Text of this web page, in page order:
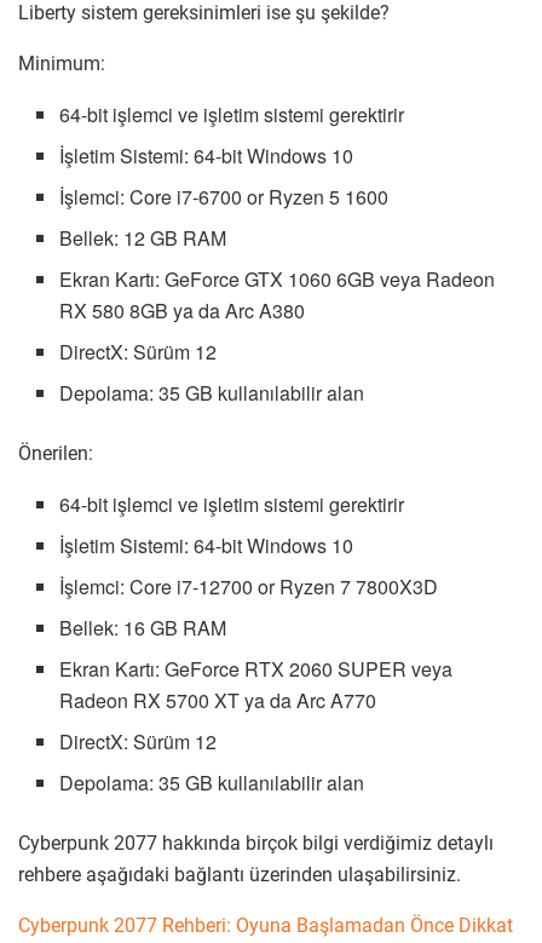
Liberty sistem gereksinimleri ise şu şekilde?
Minimum:
64-bit işlemci ve işletim sistemi gerektirir
İşletim Sistemi: 64-bit Windows 10
İşlemci: Core i7-6700 or Ryzen 5 1600
Bellek: 12 GB RAM
Ekran Kartı: GeForce GTX 1060 6GB veya Radeon
RX 580 8GB ya da Arc A380
DirectX: Sürüm 12
Depolama: 35 GB kullanılabilir alan
Önerilen:
64-bit işlemci ve işletim sistemi gerektirir
İşletim Sistemi: 64-bit Windows 10
İşlemci: Core i7-12700 or Ryzen 7 7800X3D
Bellek: 16 GB RAM
Ekran Kartı: GeForce RTX 2060 SUPER veya
Radeon RX 5700 XT ya da Arc A770
DirectX: Sürüm 12
Depolama: 35 GB kullanılabilir alan
Cyberpunk 2077 hakkında birçok bilgi verdiğimiz detaylı
rehbere aşağıdaki bağlantı üzerinden ulaşabilirsiniz.
Cyberpunk 2077 Rehberi: Oyuna Başlamadan Önce Dikkat